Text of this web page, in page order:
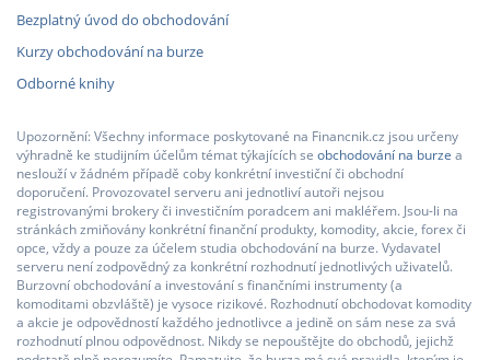
Bezplatný úvod do obchodování
Kurzy obchodování na burze
Odborné knihy
Upozornění: Všechny informace poskytované na Financnik.cz jsou určeny
výhradně ke studijním účelům témat týkajících se obchodování na burze a
neslouží v žádném případě coby konkrétní investiční či obchodní
doporučení. Provozovatel serveru ani jednotliví autoři nejsou
registrovanými brokery či investičním poradcem ani makléřem. Jsou-li na
stránkách zmiňovány konkrétní finanční produkty, komodity, akcie, forex či
opce, vždy a pouze za účelem studia obchodování na burze. Vydavatel
serveru není zodpovědný za konkrétní rozhodnutí jednotlivých uživatelů.
Burzovní obchodování a investování s finančními instrumenty (a
komoditami obzvláště) je vysoce rizikové. Rozhodnutí obchodovat komodity
a akcie je odpovědností každého jednotlivce a jedině on sám nese za svá
rozhodnutí plnou odpovědnost. Nikdy se nepouštějte do obchodů, jejichž